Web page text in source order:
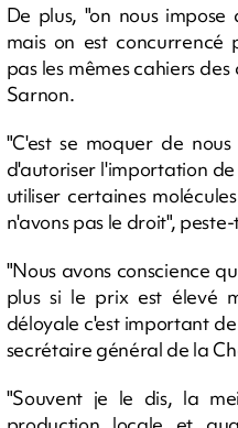
De plus, "on nous
mais on est
pas les mêmes cahiers
Sarnon.
"C'est se moquer de
d'autoriser l'importation
utiliser certaines
n'avons pas le droit",
"Nous avons conscience
plus si le prix est élevé
déloyale c'est important
secrétaire général de la
"Souvent je le dis, la